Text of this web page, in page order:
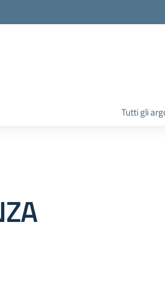
Tutti gli